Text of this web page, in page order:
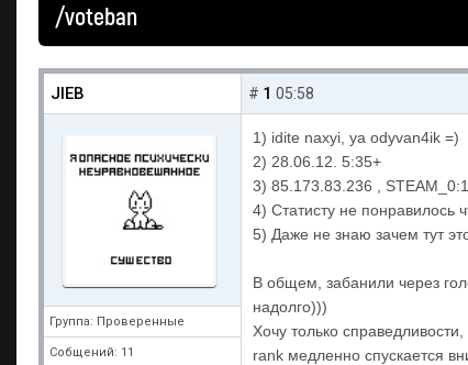
/voteban
JIEB
Группа: Проверенные
Собщений: 11
# 1 05:58
1) idite naxyi, ya odyvan4ik =)
2) 28.06.12. 5:35+
3) 85.173.83.236 ,
4) Статисту не понравилось
5) Даже не знаю зачем тут
В общем, забанили через
надолго)))
Хочу только
rank медленно спускается